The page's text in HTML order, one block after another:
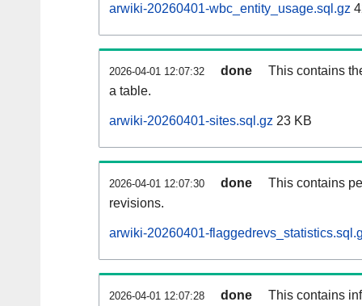
arwiki-20260401-wbc_entity_usage.sql.gz
2026-04-01 12:07:32 done
This contains
a table.
arwiki-20260401-sites.sql.gz 23 KB
2026-04-01 12:07:30 done
This contains
revisions.
arwiki-20260401-
2026-04-01 12:07:28 done
This contains